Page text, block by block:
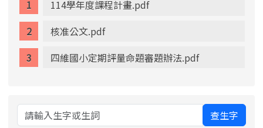
114學年度課程計畫.pdf
核准公文.pdf
四維國小定期評量命題審題辦法.pdf
查生字